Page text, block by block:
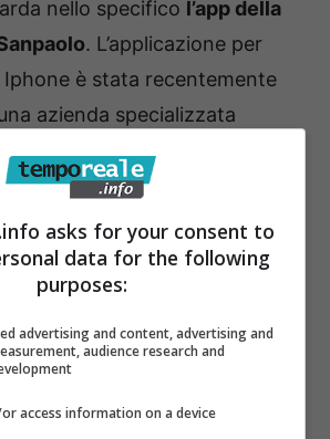
nello specifico l’app della
. L’applicazione per
è stata recentemente
azienda specializzata
e dallo studio sarebbe emerso
mp3 dal nome, per
.
asks for your consent to
data for the following
purposes:
advertising and content, advertising and
audience research and
access information on a device